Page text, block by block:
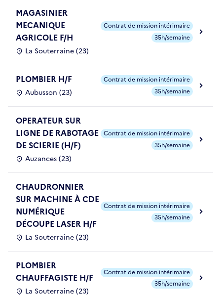
MAGASINIER
MECANIQUE
AGRICOLE F/H
La Souterraine (23)
Contrat de mission intérimaire
35h/semaine
PLOMBIER H/F
Aubusson (23)
Contrat de mission intérimaire
35h/semaine
OPERATEUR SUR
LIGNE DE RABOTAGE
DE SCIERIE (H/F)
Auzances (23)
Contrat de mission intérimaire
35h/semaine
CHAUDRONNIER
SUR MACHINE À CDE
NUMÉRIQUE
DÉCOUPE LASER H/F
La Souterraine (23)
Contrat de mission intérimaire
35h/semaine
PLOMBIER
CHAUFFAGISTE H/F
La Souterraine (23)
Contrat de mission intérimaire
35h/semaine